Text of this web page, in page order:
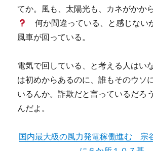
てか。風も、太陽光も、カネがかか
何か間違っている、と感じない
風車が回っている。
電気で回している、と考える人はい
は初めからあるのに、誰もそのウソ
いるんか。詐欺だと言っているだろ
んだよ。
国内最大級の風力発電稼働進む 宗